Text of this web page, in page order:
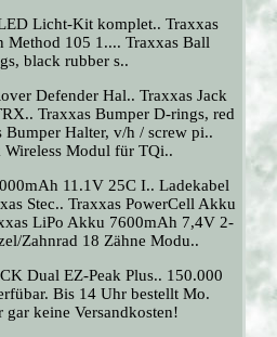
Licht-Kit komplet.. Traxxas
Method 105 1.... Traxxas Ball
black rubber s..
Defender Hal.. Traxxas Jack
Traxxas Bumper D-rings, red
Bumper Halter, v/h / screw pi..
Wireless Modul für TQi..
11.1V 25C I.. Ladekabel
Stec.. Traxxas PowerCell Akku
LiPo Akku 7600mAh 7,4V 2-
Zahnrad 18 Zähne Modu..
Dual EZ-Peak Plus.. 150.000
Bis 14 Uhr bestellt Mo.
gar keine Versandkosten!